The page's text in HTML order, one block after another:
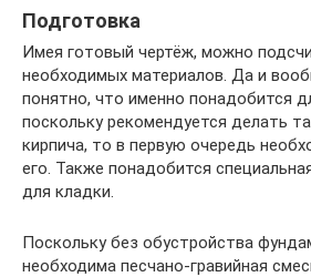
Подготовка
Имея готовый чертёж, можно
необходимых материалов. Да и
понятно, что именно понадобится
поскольку рекомендуется делать
кирпича, то в первую очередь
его. Также понадобится
для кладки.
Поскольку без обустройства
необходима песчано-гравийная